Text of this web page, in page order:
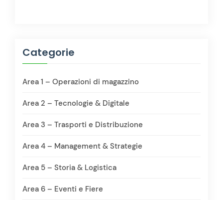
Categorie
Area 1 – Operazioni di magazzino
Area 2 – Tecnologie & Digitale
Area 3 – Trasporti e Distribuzione
Area 4 – Management & Strategie
Area 5 – Storia & Logistica
Area 6 – Eventi e Fiere